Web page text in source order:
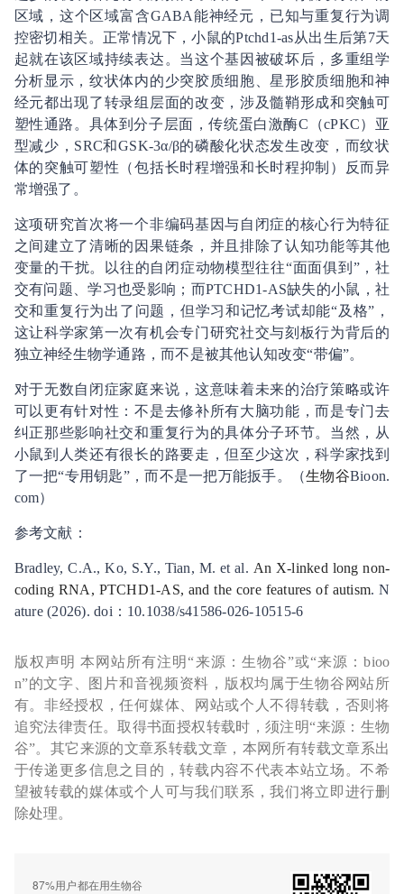
区域，这个区域富含GABA能神经元，已知与重复行为调
控密切相关。正常情况下，小鼠的Ptchd1-as从出生后第7天
起就在该区域持续表达。当这个基因被破坏后，多重组学
分析显示，纹状体内的少突胶质细胞、星形胶质细胞和神
经元都出现了转录组层面的改变，涉及髓鞘形成和突触可
塑性通路。具体到分子层面，传统蛋白激酶C（cPKC）亚
型减少，SRC和GSK-3α/β的磷酸化状态发生改变，而纹状
体的突触可塑性（包括长时程增强和长时程抑制）反而异
常增强了。
这项研究首次将一个非编码基因与自闭症的核心行为特征
之间建立了清晰的因果链条，并且排除了认知功能等其他
变量的干扰。以往的自闭症动物模型往往“面面俱到”，社
交有问题、学习也受影响；而PTCHD1-AS缺失的小鼠，社
交和重复行为出了问题，但学习和记忆考试却能“及格”，
这让科学家第一次有机会专门研究社交与刻板行为背后的
独立神经生物学通路，而不是被其他认知改变“带偏”。
对于无数自闭症家庭来说，这意味着未来的治疗策略或许
可以更有针对性：不是去修补所有大脑功能，而是专门去
纠正那些影响社交和重复行为的具体分子环节。当然，从
小鼠到人类还有很长的路要走，但至少这次，科学家找到
了一把“专用钥匙”，而不是一把万能扳手。（生物谷Bioon.
com）
参考文献：
Bradley, C.A., Ko, S.Y., Tian, M. et al. An X-linked long non-
coding RNA, PTCHD1-AS, and the core features of autism. N
ature (2026). doi：10.1038/s41586-026-10515-6
版权声明 本网站所有注明“来源：生物谷”或“来源：bioo
n”的文字、图片和音视频资料，版权均属于生物谷网站所
有。非经授权，任何媒体、网站或个人不得转载，否则将
追究法律责任。取得书面授权转载时，须注明“来源：生物
谷”。其它来源的文章系转载文章，本网所有转载文章系出
于传递更多信息之目的，转载内容不代表本站立场。不希
望被转载的媒体或个人可与我们联系，我们将立即进行删
除处理。
87%用户都在用生物谷